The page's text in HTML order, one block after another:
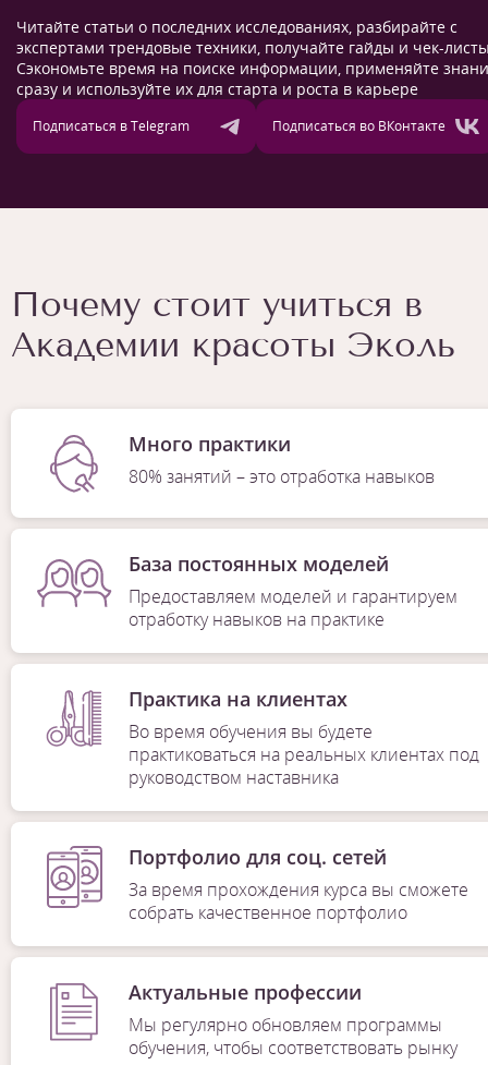
Читайте статьи о последних исследованиях, разбирайте с
экспертами трендовые техники, получайте гайды и чек-
Сэкономьте время на поиске информации, применяйте
сразу и используйте их для старта и роста в карьере
Подписаться в Telegram Подписаться во ВКонтакте
Почему стоит учиться в
Академии красоты Эколь
Много практики
80% занятий – это отработка навыков
База постоянных моделей
Предоставляем моделей и гарантируем
отработку навыков на практике
Практика на клиентах
Во время обучения вы будете
практиковаться на реальных клиентах под
руководством наставника
Портфолио для соц. сетей
За время прохождения курса вы сможете
собрать качественное портфолио
Актуальные профессии
Мы регулярно обновляем программы
обучения, чтобы соответствовать рынку